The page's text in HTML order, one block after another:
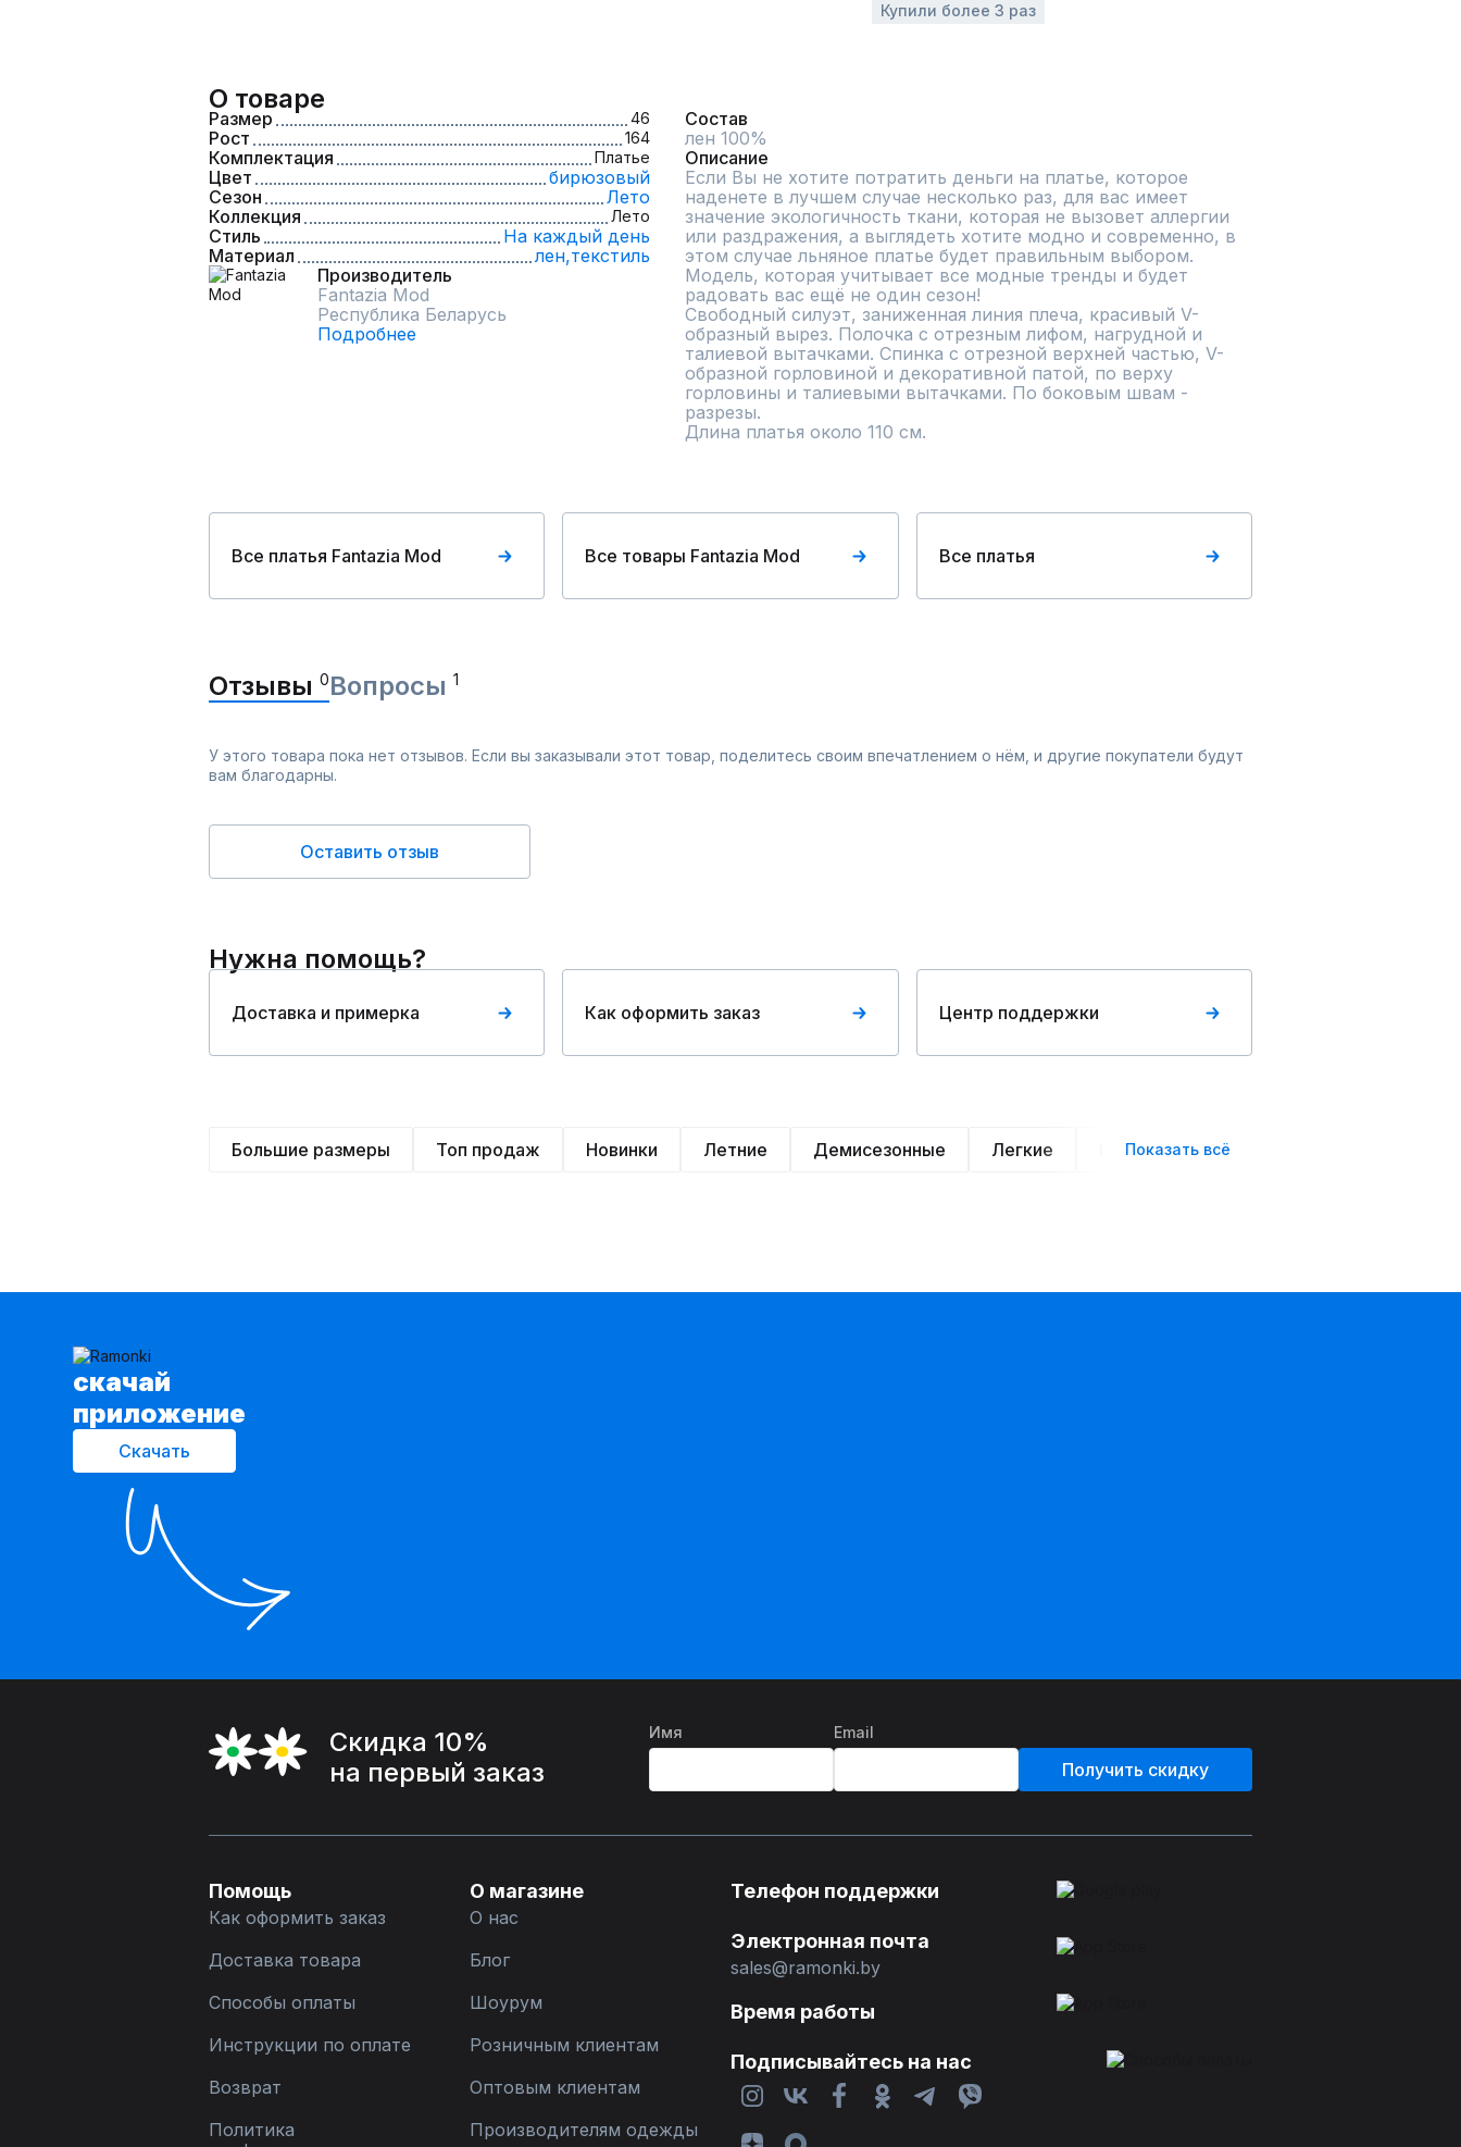
Купили более 3 раз
О товаре
Размер 46
Рост 164
Комплектация Платье
Цвет
бирюзовый
Сезон
Лето
Коллекция
Лето
Стиль
На каждый день
Материал
лен,текстиль
Производитель
Fantazia Mod
Республика Беларусь
Подробнее
Состав
лен 100%
Описание
Если Вы не хотите потратить деньги на платье, которое
наденете в лучшем случае несколько раз, для вас имеет
значение экологичность ткани, которая не вызовет аллергии
или раздражения, а выглядеть хотите модно и современно, в
этом случае льняное платье будет правильным выбором.
Модель, которая учитывает все модные тренды и будет
радовать вас ещё не один сезон!
Свободный силуэт, заниженная линия плеча, красивый V-
образный вырез. Полочка с отрезным лифом, нагрудной и
талиевой вытачками. Спинка с отрезной верхней частью, V-
образной горловиной и декоративной патой, по верху
горловины и талиевыми вытачками. По боковым швам -
разрезы.
Длина платья около 110 см.
Все платья Fantazia Mod Все товары Fantazia Mod Все платья
Отзывы 0Вопросы 1
У этого товара пока нет отзывов. Если вы заказывали этот товар, поделитесь своим впечатлением о нём, и другие покупатели будут
вам благодарны.
Оставить отзыв
Нужна помощь?
Доставка и примерка Как оформить заказ Центр поддержки
Большие размеры Топ продаж Новинки Летние Демисезонные Легкие Нарядные
Показать всё
cкачай
приложение
Скачать
Скидка 10%
на первый заказ
Имя Email
Получить скидку
Помощь
Как оформить заказ
Доставка товара
Способы оплаты
Инструкции по оплате
Возврат
Политика
О магазине
О нас
Блог
Шоурум
Розничным клиентам
Оптовым клиентам
Производителям одежды
Телефон поддержки
Электронная почта
sales@ramonki.by
Время работы
Подписывайтесь на нас